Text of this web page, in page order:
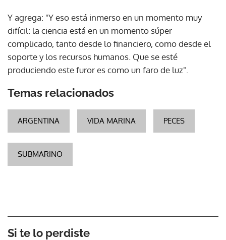
Y agrega: "Y eso está inmerso en un momento muy
difícil: la ciencia está en un momento súper
complicado, tanto desde lo financiero, como desde el
soporte y los recursos humanos. Que se esté
produciendo este furor es como un faro de luz".
Temas relacionados
ARGENTINA VIDA MARINA PECES
SUBMARINO
Si te lo perdiste